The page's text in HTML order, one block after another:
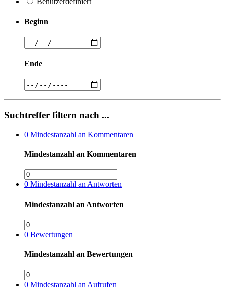
Beginn
Ende
Suchtreffer filtern nach ...
0 Mindestanzahl an Kommentaren
Mindestanzahl an Kommentaren
0 Mindestanzahl an Antworten
Mindestanzahl an Antworten
0 Bewertungen
Mindestanzahl an Bewertungen
0 Mindestanzahl an Aufrufen